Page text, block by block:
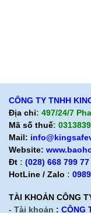
CÔNG TY TNHH
Địa chỉ: 497/24/7
Mã số thuế:
Mail:
Website:
Đt : (028) 668 799 77
HotLine / Zalo :
TÀI KHOẢN CÔNG
- Tài khoản : CÔNG